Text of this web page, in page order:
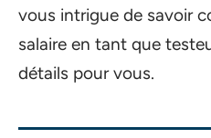
vous intrigue de savoir
salaire en tant que
détails pour vous.